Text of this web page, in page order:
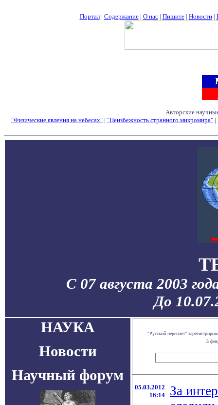
Портал| Содержание| О нас| Пишите| Новости|
Авторские
"Физические явления на небесах" | "Неизбежность странного микромира" |
С 07 августа 2003
До
НАУКА
Новости
Научный форум
"Русский переплет"
5
05.03.2012
16:14
За